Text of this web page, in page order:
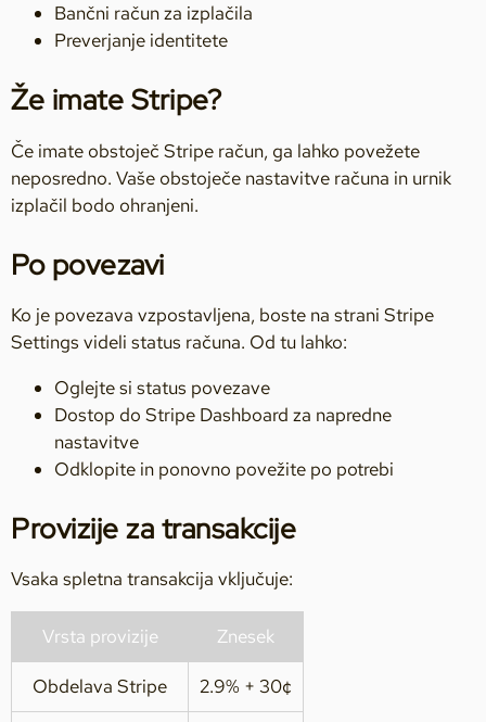
Bančni račun za izplačila
Preverjanje identitete
Že imate Stripe?
Če imate obstoječ Stripe račun, ga lahko povežete
neposredno. Vaše obstoječe nastavitve računa in urnik
izplačil bodo ohranjeni.
Po povezavi
Ko je povezava vzpostavljena, boste na strani Stripe
Settings videli status računa. Od tu lahko:
Oglejte si status povezave
Dostop do Stripe Dashboard za napredne
nastavitve
Odklopite in ponovno povežite po potrebi
Provizije za transakcije
Vsaka spletna transakcija vključuje:
Vrsta provizije Znesek
Obdelava Stripe 2.9% + 30¢